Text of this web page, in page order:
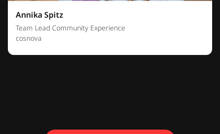
Annika Spitz
Team Lead Community Experience
cosnova